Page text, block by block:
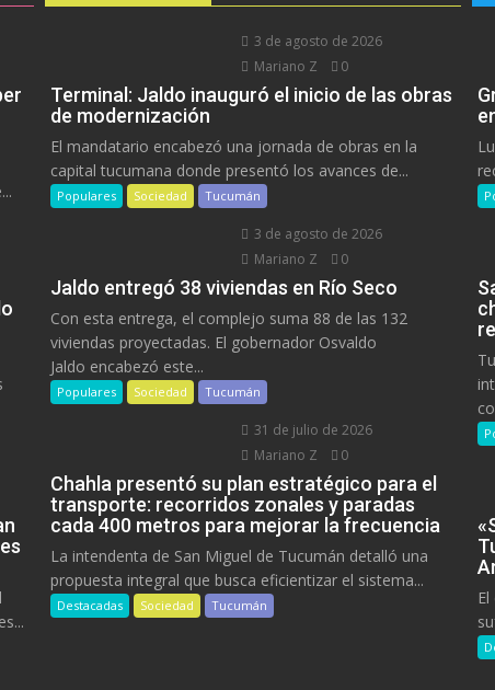
3 de agosto de 2026
Mariano Z
0
Terminal: Jaldo inauguró el inicio de las obras
de modernización
El mandatario encabezó una jornada de obras en la
capital tucumana donde presentó los avances de...
Populares Sociedad Tucumán
3 de agosto de 2026
Mariano Z
0
Jaldo entregó 38 viviendas en Río Seco
Con esta entrega, el complejo suma 88 de las 132
viviendas proyectadas. El gobernador Osvaldo
Jaldo encabezó este...
Populares Sociedad Tucumán
31 de julio de 2026
Mariano Z
0
Chahla presentó su plan estratégico para el
transporte: recorridos zonales y paradas
cada 400 metros para mejorar la frecuencia
La intendenta de San Miguel de Tucumán detalló una
propuesta integral que busca eficientizar el sistema...
Destacadas Sociedad Tucumán